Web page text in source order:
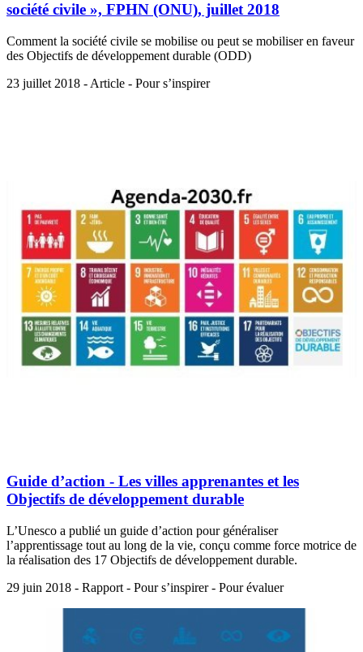
société civile », FPHN (ONU), juillet 2018
Comment la société civile se mobilise ou peut se mobiliser en faveur
des Objectifs de développement durable (ODD)
23 juillet 2018 - Article - Pour s’inspirer
Guide d’action - Les villes apprenantes et les
Objectifs de développement durable
L’Unesco a publié un guide d’action pour généraliser
l’apprentissage tout au long de la vie, conçu comme force motrice de
la réalisation des 17 Objectifs de développement durable.
29 juin 2018 - Rapport - Pour s’inspirer - Pour évaluer